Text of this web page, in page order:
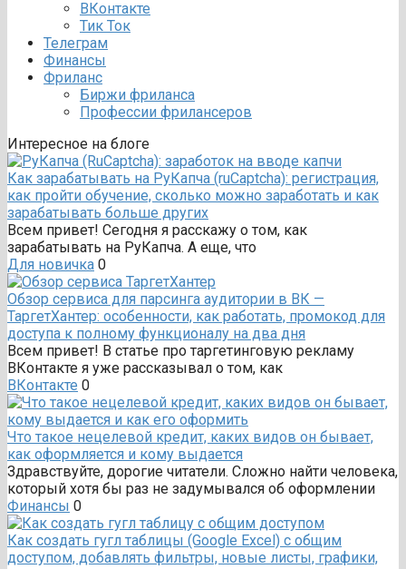
ВКонтакте
Тик Ток
Телеграм
Финансы
Фриланс
Биржи фриланса
Профессии фрилансеров
Интересное на блоге
Как зарабатывать на РуКапча (ruCaptcha): регистрация,
как пройти обучение, сколько можно заработать и как
зарабатывать больше других
Всем привет! Сегодня я расскажу о том, как
зарабатывать на РуКапча. А еще, что
Для новичка 0
Обзор сервиса для парсинга аудитории в ВК —
ТаргетХантер: особенности, как работать, промокод для
доступа к полному функционалу на два дня
Всем привет! В статье про таргетинговую рекламу
ВКонтакте я уже рассказывал о том, как
ВКонтакте 0
Что такое нецелевой кредит, каких видов он бывает,
как оформляется и кому выдается
Здравствуйте, дорогие читатели. Сложно найти человека,
который хотя бы раз не задумывался об оформлении
Финансы 0
Как создать гугл таблицы (Google Excel) с общим
доступом, добавлять фильтры, новые листы, графики,